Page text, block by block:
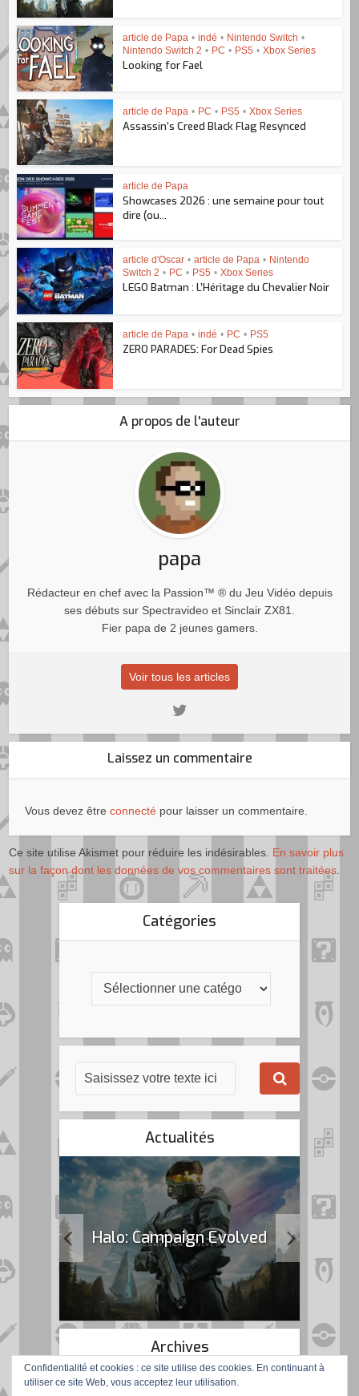
article de Papa • indé • Nintendo Switch •
Nintendo Switch 2 • PC • PS5 • Xbox Series
Looking for Fael
article de Papa • PC • PS5 • Xbox Series
Assassin’s Creed Black Flag Resynced
article de Papa
Showcases 2026 : une semaine pour tout
dire (ou...
article d'Oscar • article de Papa • Nintendo
Switch 2 • PC • PS5 • Xbox Series
LEGO Batman : L’Héritage du Chevalier Noir
article de Papa • indé • PC • PS5
ZERO PARADES: For Dead Spies
A propos de l'auteur
papa
Rédacteur en chef avec la Passion™ ® du Jeu Vidéo depuis
ses débuts sur Spectravideo et Sinclair ZX81.
Fier papa de 2 jeunes gamers.
Voir tous les articles
Laissez un commentaire
Vous devez êtreconnecté pour laisser un commentaire.
Ce site utilise Akismet pour réduire les indésirables. En savoir plus
sur la façon dont les données de vos commentaires sont traitées
Catégories
Actualités
Halo: Campaign Evolved
Archives
Confidentialité et cookies : ce site utilise des cookies. En continuant à
utiliser ce site Web, vous acceptez leur utilisation.